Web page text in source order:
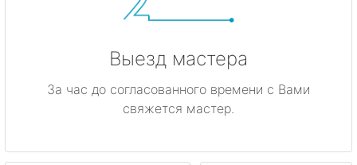
Выезд мастера
За час до согласованного времени с Вами
свяжется мастер.